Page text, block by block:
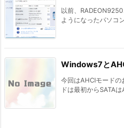
以前、
ようになったパソコ
Windows7と
今回はAHCIモード
ドは最初からSATA